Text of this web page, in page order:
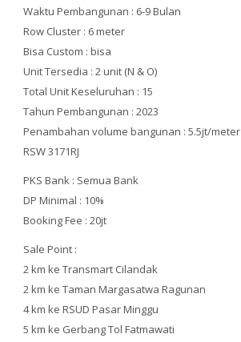
Waktu Pembangunan : 6-9 Bulan
Row Cluster : 6 meter
Bisa Custom : bisa
Unit Tersedia : 2 unit (N & O)
Total Unit Keseluruhan : 15
Tahun Pembangunan : 2023
Penambahan volume bangunan : 5.5jt/meter
RSW 3171RJ
PKS Bank : Semua Bank
DP Minimal : 10%
Booking Fee : 20jt
Sale Point :
2 km ke Transmart Cilandak
2 km ke Taman Margasatwa Ragunan
4 km ke RSUD Pasar Minggu
5 km ke Gerbang Tol Fatmawati